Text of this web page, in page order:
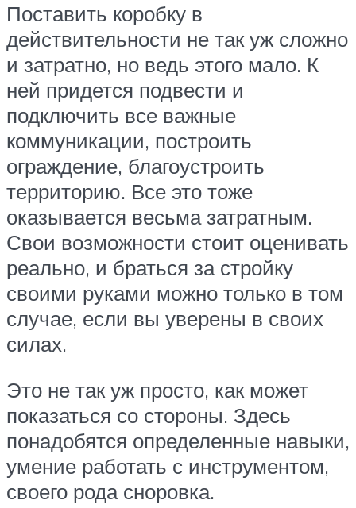
Поставить коробку в
действительности не так уж сложно
и затратно, но ведь этого мало. К
ней придется подвести и
подключить все важные
коммуникации, построить
ограждение, благоустроить
территорию. Все это тоже
оказывается весьма затратным.
Свои возможности стоит оценивать
реально, и браться за стройку
своими руками можно только в том
случае, если вы уверены в своих
силах.
Это не так уж просто, как может
показаться со стороны. Здесь
понадобятся определенные навыки,
умение работать с инструментом,
своего рода сноровка.